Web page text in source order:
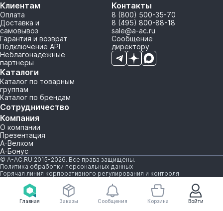
Главная Войти
Заказы Сообщения Корзина
Клиентам
Оплата
Доставка и
самовывоз
Гарантия и возврат
Подключение API
Неблагонадежные
партнеры
Каталоги
Каталог по товарным
группам
Каталог по брендам
Сотрудничество
Компания
О компании
Презентация
А-Велком
А-Бонус
Контакты
8 (800) 500-35-70
8 (495) 800-88-18
sale@a-ac.ru
Сообщение
директору
© A-AC.RU 2015-2026. Все права защищены.
Политика обработки персональных данных
Горячая линия корпоративного регулирования и контроля